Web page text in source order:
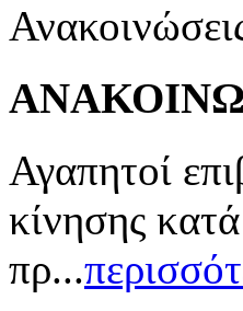
Αγαπητοί
κίνησης
πρ...